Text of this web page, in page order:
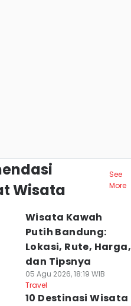
Wisata
See
More
Wisata Kawah
Putih Bandung:
Lokasi, Rute, Harga,
dan Tipsnya
05 Agu 2026, 18:19 WIB
Travel
10 Destinasi Wisata